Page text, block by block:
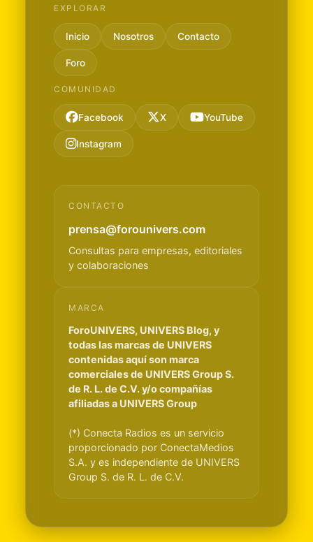
EXPLORAR
Inicio Nosotros Contacto
Foro
COMUNIDAD
Facebook X YouTube
Instagram
CONTACTO
prensa@forounivers.com
Consultas para empresas, editoriales
y colaboraciones
MARCA
ForoUNIVERS, UNIVERS Blog, y
todas las marcas de UNIVERS
contenidas aquí son marca
comerciales de UNIVERS Group S.
de R. L. de C.V. y/o compañías
afiliadas a UNIVERS Group
(*) Conecta Radios es un servicio
proporcionado por ConectaMedios
S.A. y es independiente de UNIVERS
Group S. de R. L. de C.V.